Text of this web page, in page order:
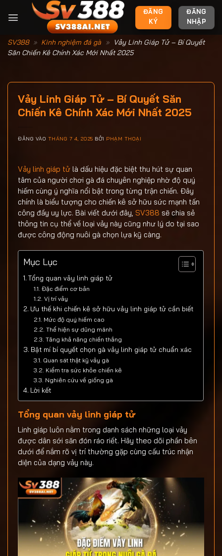
qua
dung
ĐĂNG
KÝ
ĐĂNG
NHẬP
SV388 » Kinh nghiệm đá gà » Vảy Linh Giáp Tử – Bí Quyết
Săn Chiến Kê Chính Xác Mới Nhất 2025
Vảy Linh Giáp Tử – Bí Quyết Săn
Chiến Kê Chính Xác Mới Nhất 2025
ĐĂNG VÀO THÁNG 7 4, 2025 BỞI PHẠM THOẠI
Vảy linh giáp tử là dấu hiệu đặc biệt thu hút sự quan
tâm của người chơi gà đá chuyên nghiệp nhờ độ quý
hiếm cùng ý nghĩa nổi bật trong từng trận chiến. Đây
chính là biểu tượng cho chiến kê sở hữu sức mạnh tấn
công đầy uy lực. Bài viết dưới đây, SV388 sẽ chia sẻ
thông tin cụ thể về loại vảy này cũng như lý do tại sao
được công động nuôi gà chọn lựa kỹ càng.
Mục Lục
Tổng quan vảy linh giáp tử
Đặc điểm cơ bản
Vị trí vảy
Ưu thế khi chiến kê sở hữu vảy linh giáp tử cần biết
Mức độ quý hiếm cao
Thể hiện sự dũng mãnh
Tăng khả năng chiến thắng
Bật mí bí quyết chọn gà vảy linh giáp tử chuẩn xác
Quan sát thật kỹ vảy gà
Kiểm tra sức khỏe chiến kê
Nghiên cứu về giống gà
Lời kết
Tổng quan vảy linh giáp tử
Linh giáp luôn nằm trong danh sách những loại vảy
được dân sới săn đón ráo riết. Hãy theo dõi phần bên
dưới để nắm rõ vị trí thường gặp cùng cấu trúc nhận
diện của dạng vảy này.